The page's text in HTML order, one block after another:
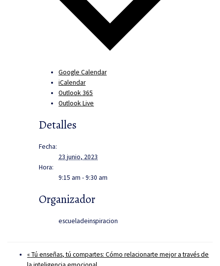
Google Calendar
iCalendar
Outlook 365
Outlook Live
Detalles
Fecha:
23 junio, 2023
Hora:
9:15 am - 9:30 am
Organizador
escueladeinspiracion
«Tú enseñas, tú compartes: Cómo relacionarte mejor a través de